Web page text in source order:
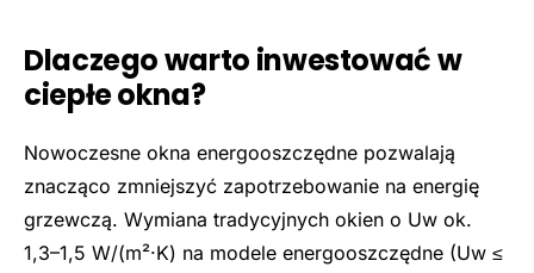
Dlaczego warto inwestować w
ciepłe okna?
Nowoczesne okna energooszczędne pozwalają
znacząco zmniejszyć zapotrzebowanie na energię
grzewczą. Wymiana tradycyjnych okien o Uw ok.
1,3–1,5 W/(m²·K) na modele energooszczędne (Uw ≤